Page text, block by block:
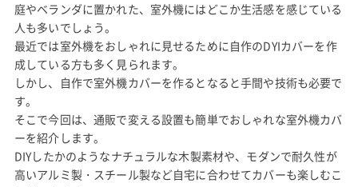
庭やベランダに置かれた、室外機にはどこか生活感を感じている
人も多いでしょう。
最近では室外機をおしゃれに見せるために自作のDYIカバーを作
成している方も多く見られます。
しかし、自作で室外機カバーを作るとなると手間や技術も必要で
す。
そこで今回は、通販で変える設置も簡単でおしゃれな室外機カバ
ーを紹介します。
DIYしたかのようなナチュラルな木製素材や、モダンで耐久性が
高いアルミ製・スチール製など自宅に合わせてカバーも楽しむこ